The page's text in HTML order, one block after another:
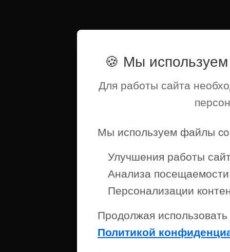
🍪 Мы
Для работы сайта
Мы используем файлы
Улучшения работы
Анализа посещаемости
Персонализации
Продолжая
Политикой